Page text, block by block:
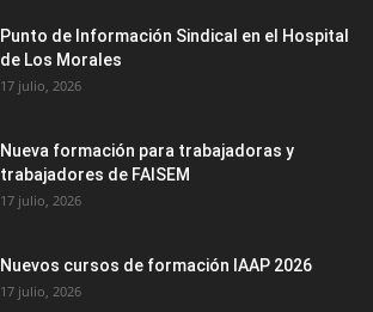
Punto de Información Sindical en el Hospital
de Los Morales
17 julio, 2026
Nueva formación para trabajadoras y
trabajadores de FAISEM
17 julio, 2026
Nuevos cursos de formación IAAP 2026
17 julio, 2026